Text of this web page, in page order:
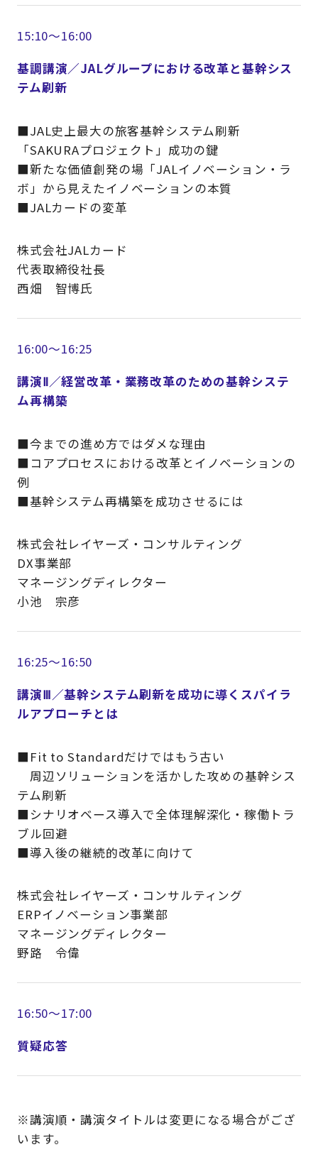
15:10～16:00
基調講演／JALグループにおける改革と基幹シス
テム刷新
■JAL史上最大の旅客基幹システム刷新
「SAKURAプロジェクト」成功の鍵
■新たな価値創発の場「JALイノベーション・ラ
ボ」から見えたイノベーションの本質
■JALカードの変革
株式会社JALカード
代表取締役社長
西畑 智博氏
16:00～16:25
講演Ⅱ／経営改革・業務改革のための基幹システ
ム再構築
■今までの進め方ではダメな理由
■コアプロセスにおける改革とイノベーションの
例
■基幹システム再構築を成功させるには
株式会社レイヤーズ・コンサルティング
DX事業部
マネージングディレクター
小池 宗彦
16:25～16:50
講演Ⅲ／基幹システム刷新を成功に導くスパイラ
ルアプローチとは
■Fit to Standardだけではもう古い
周辺ソリューションを活かした攻めの基幹シス
テム刷新
■シナリオベース導入で全体理解深化・稼働トラ
ブル回避
■導入後の継続的改革に向けて
株式会社レイヤーズ・コンサルティング
ERPイノベーション事業部
マネージングディレクター
野路 令偉
16:50～17:00
質疑応答
※講演順・講演タイトルは変更になる場合がござ
います。